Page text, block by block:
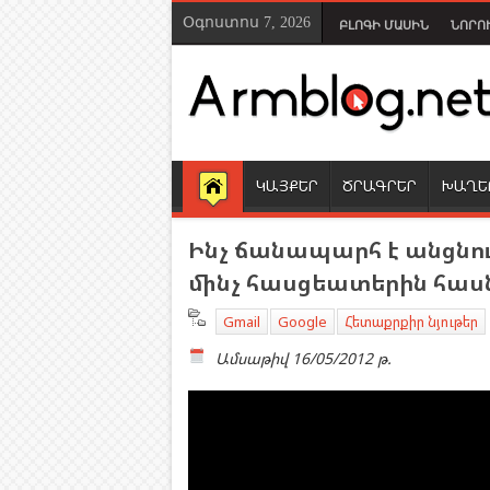
Օգոստոս 7, 2026 ԲԼՈԳԻ ՄԱՍԻՆ
ԿԱՅՔԵՐ ԾՐԱԳՐԵՐ
Ինչ ճանապարհ է
մինչ հասցեատերին
Gmail Google Հետաքրքիր նյութեր
Ամսաթիվ 16/05/2012 թ.